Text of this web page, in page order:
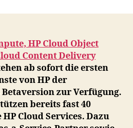
HP Cloud Object
Content Delivery
ab sofort die ersten
von HP der
zur Verfügung.
bereits fast 40
Cloud Services. Dazu